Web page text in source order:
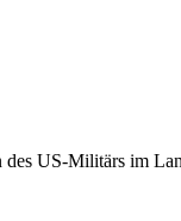
US-Militärs im